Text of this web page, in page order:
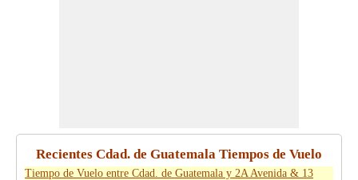
Recientes Cdad. de Guatemala Tiempos de Vuelo
Tiempo de Vuelo entre Cdad. de Guatemala y 2A Avenida & 13